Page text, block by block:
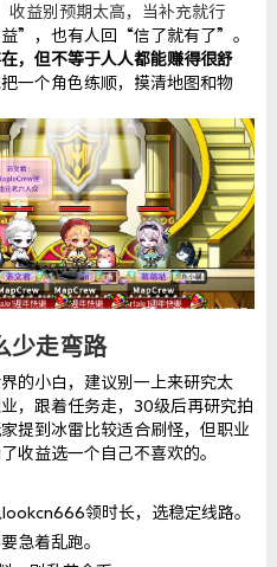
收益别预期太高，当补充就行
”，也有人回“信了就有了”。
，但不等于人人都能赚得很舒
一个角色练顺，摸清地图和物
少走弯路
的小白，建议别一上来研究太
，跟着任务走，30级后再研究拍
提到冰雷比较适合刷怪，但职业
收益选一个自己不喜欢的。
领时长，选稳定线路。
急着乱跑。